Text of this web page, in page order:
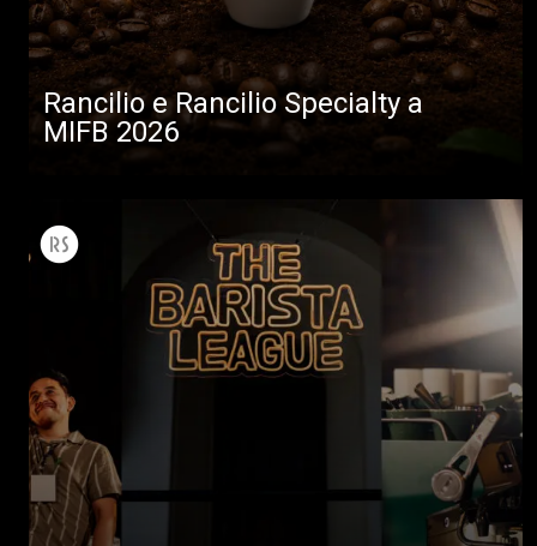
Rancilio e Rancilio Specialty a
MIFB 2026